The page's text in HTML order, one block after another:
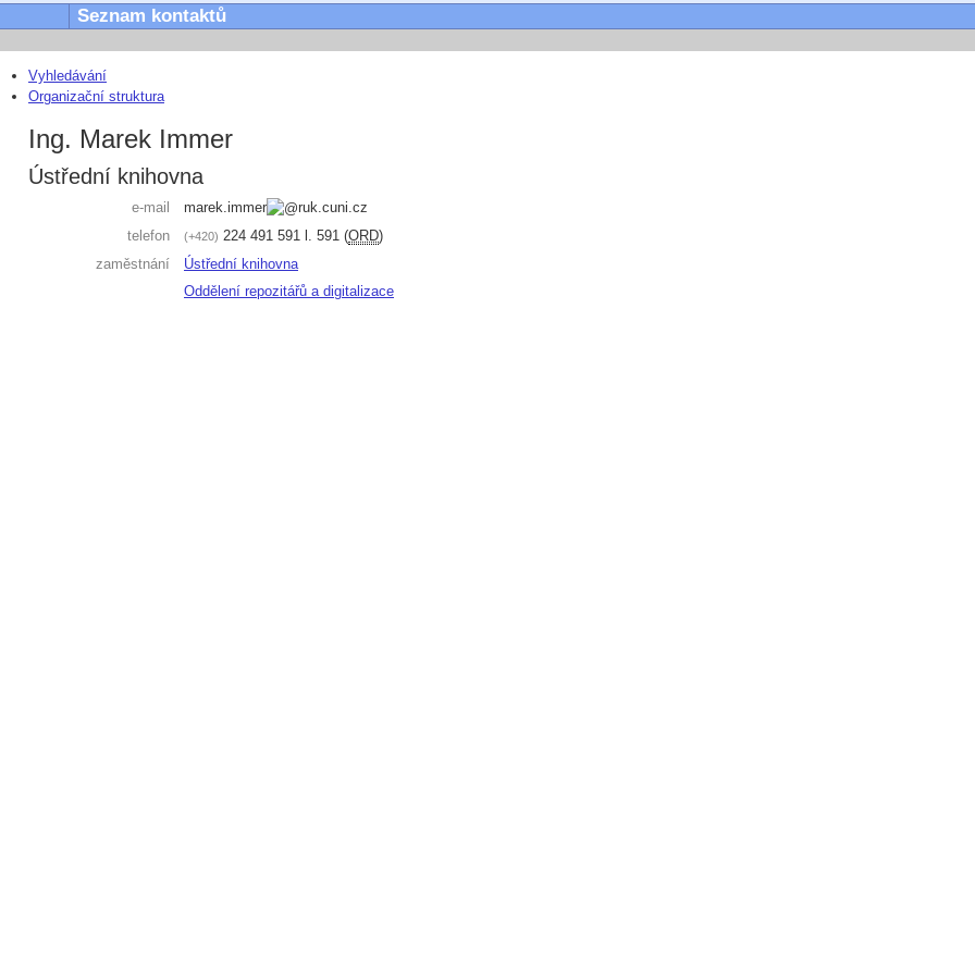
Seznam kontaktů
Vyhledávání
Organizační struktura
Ing. Marek Immer
Ústřední knihovna
e-mail marek.immer
ruk.cuni.cz
telefon
+420 224 491 591 l. 591 (ORD)
zaměstnání
Ústřední knihovna
Oddělení repozitářů a digitalizace